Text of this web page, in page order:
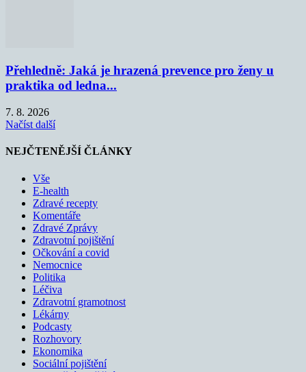
Přehledně: Jaká je hrazená prevence pro ženy u
praktika od ledna...
7. 8. 2026
Načíst další
NEJČTENĚJŠÍ ČLÁNKY
Vše
E-health
Zdravé recepty
Komentáře
Zdravé Zprávy
Zdravotní pojištění
Očkování a covid
Nemocnice
Politika
Léčiva
Zdravotní gramotnost
Lékárny
Podcasty
Rozhovory
Ekonomika
Sociální pojištění